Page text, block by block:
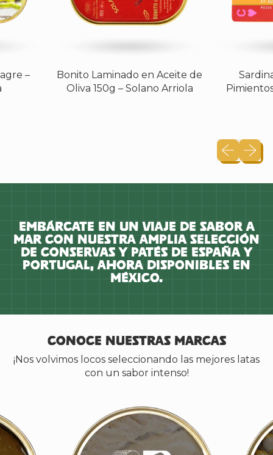
–
Bonito Laminado en Aceite de
Oliva 150g – Solano Arriola
Sardinas
Pimientos
Embárcate en un viaje de sabor a
mar con nuestra amplia selección
de conservas y patés de España y
Portugal, ahora disponibles en
México.
Conoce nuestras marcas
¡Nos volvimos locos seleccionando las mejores latas
con un sabor intenso!